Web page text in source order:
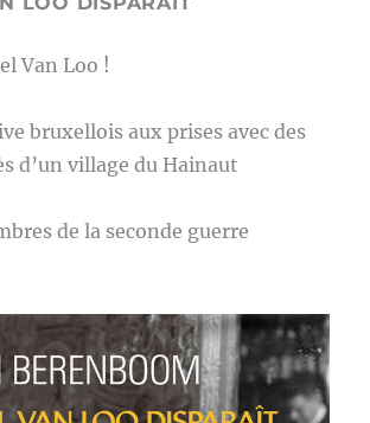
Van Loo !
bruxellois aux prises avec des
d’un village du Hainaut
de la seconde guerre